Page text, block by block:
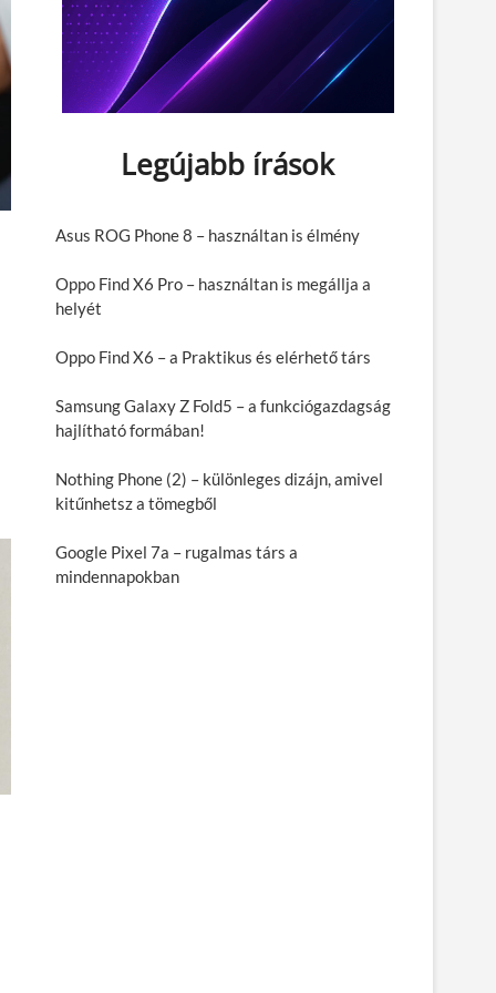
Legújabb írások
Asus ROG Phone 8 – használtan is élmény
Oppo Find X6 Pro – használtan is megállja a
helyét
Oppo Find X6 – a Praktikus és elérhető társ
Samsung Galaxy Z Fold5 – a funkciógazdagság
hajlítható formában!
Nothing Phone (2) – különleges dizájn, amivel
kitűnhetsz a tömegből
Google Pixel 7a – rugalmas társ a
mindennapokban